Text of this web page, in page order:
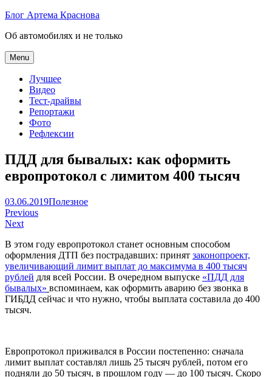
Skip
content
Блог Артема Краснова
Об автомобилях и не только
Menu
Лучшее
Видео
Тест-драйвы
Репортажи
Фото
Рефлексии
ПДД для бывалых: как оформить
европротокол с лимитом 400 тысяч
Артем
Краснов
03.06.2019Полезное
Навигация
по
записям
Previous
Next
В этом году европротокол станет основным способом
оформления ДТП без пострадавших: принят законопроект,
увеличивающий лимит выплат до максимума в 400 тысяч
рублей для всей России. В очередном выпуске «ПДД для
бывалых» вспоминаем, как оформить аварию без звонка в
ГИБДД сейчас и что нужно, чтобы выплата составила до 400
тысяч.
Европротокол приживался в России постепенно: сначала
лимит выплат составлял лишь 25 тысяч рублей, потом его
подняли до 50 тысяч, в прошлом году — до 100 тысяч. Скоро